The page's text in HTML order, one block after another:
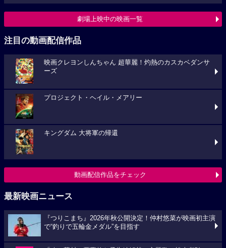
劇場上映中の映画一覧
注目の動画配信作品
映画クレヨンしんちゃん 超華麗！灼熱のカスカベダンサ
ーズ
プロジェクト・ヘイル・メアリー
キングダム 大将軍の帰還
動画配信作品をチェック
最新映画ニュース
『つりこまち』2026年秋公開決定！仲村悠菜が映画初主演
で“釣りで五輪金メダル”を目指す